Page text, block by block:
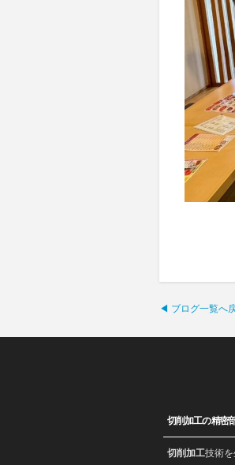
◀ ブログ一覧へ
切削加工の精密
切削加工技術を